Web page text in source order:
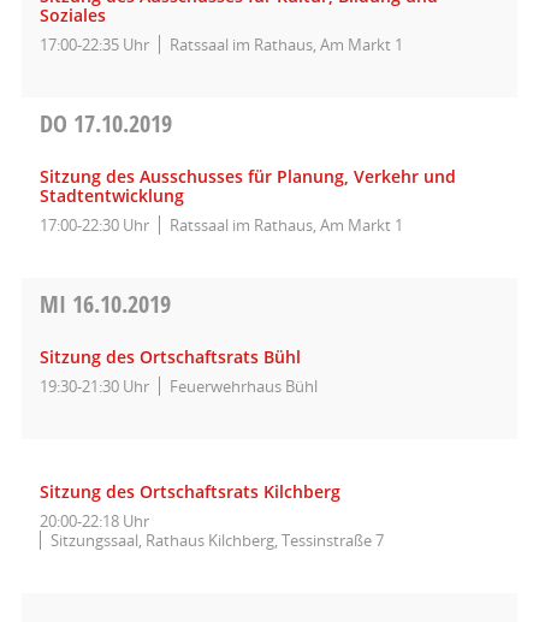
Soziales
17:00-22:35 Uhr Ratssaal im Rathaus, Am Markt 1
DO 17.10.2019
Sitzung des Ausschusses für Planung, Verkehr und
Stadtentwicklung
17:00-22:30 Uhr Ratssaal im Rathaus, Am Markt 1
MI 16.10.2019
Sitzung des Ortschaftsrats Bühl
19:30-21:30 Uhr Feuerwehrhaus Bühl
Sitzung des Ortschaftsrats Kilchberg
20:00-22:18 Uhr
Sitzungssaal, Rathaus Kilchberg, Tessinstraße 7